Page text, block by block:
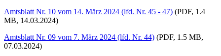
Amtsblatt Nr. 10 vom 14. März 2024 (lfd. Nr. 45 - 47) (PDF, 1.4
MB, 14.03.2024)
Amtsblatt Nr. 09 vom 7. März 2024 (lfd. Nr. 44) (PDF, 1.5 MB,
07.03.2024)